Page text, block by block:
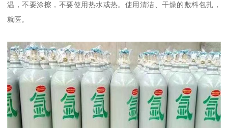
温，不要涂擦，不要使用热水或热。使用清洁、干燥的敷料包扎，
就医。